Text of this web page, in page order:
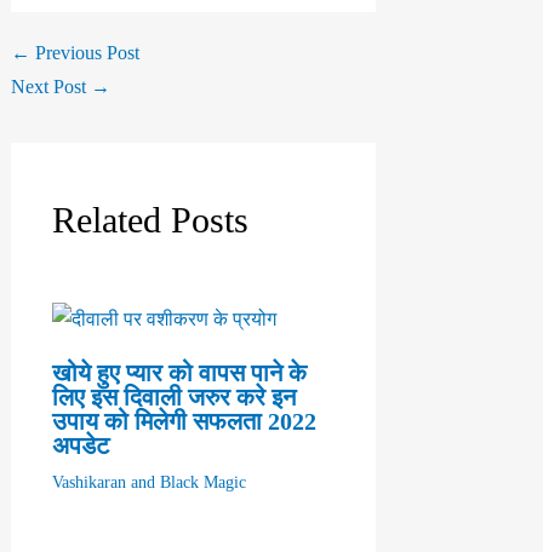
← Previous Post
Next Post →
Related Posts
खोये हुए प्यार को वापस पाने के
लिए इस दिवाली जरुर करे इन
उपाय को मिलेगी सफलता 2022
अपडेट
Vashikaran and Black Magic